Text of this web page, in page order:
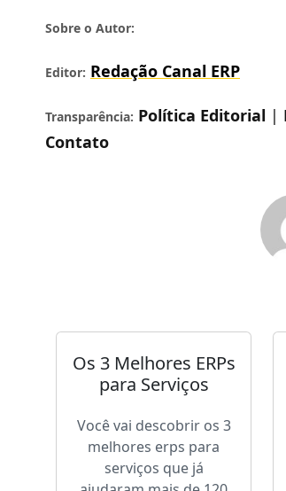
Sobre o Autor:
Editor: Redação Canal ERP
Transparência: Política Editorial |
Contato
Os 3 Melhores ERPs
para Serviços
Você vai descobrir os 3
melhores erps para
serviços que já